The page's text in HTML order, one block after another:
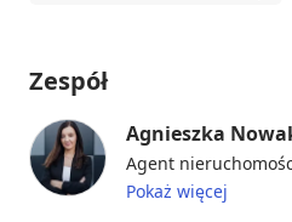
Zespół
Agnieszka
Agent
Pokaż więcej